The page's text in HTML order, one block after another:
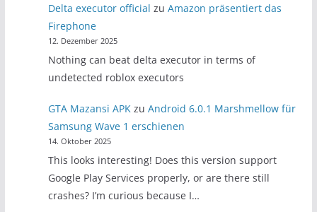
Delta executor official zuAmazon präsentiert das
Firephone
12. Dezember 2025
Nothing can beat delta executor in terms of
undetected roblox executors
GTA Mazansi APK zuAndroid 6.0.1 Marshmellow für
Samsung Wave 1 erschienen
14. Oktober 2025
This looks interesting! Does this version support
Google Play Services properly, or are there still
crashes? I’m curious because I…